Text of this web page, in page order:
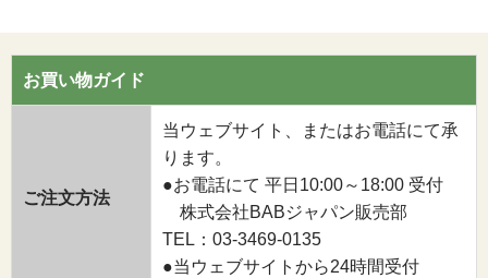
お買い物ガイド
ご注文方法
当ウェブサイト、またはお電話にて承
ります。
●お電話にて 平日10:00～18:00 受付
株式会社BABジャパン販売部
TEL：03-3469-0135
●当ウェブサイトから24時間受付